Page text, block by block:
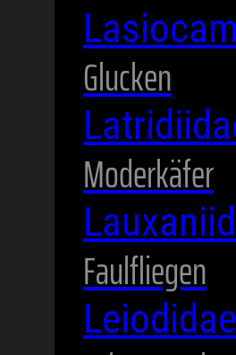
Glucken
Moderkäfer
Faulfliegen